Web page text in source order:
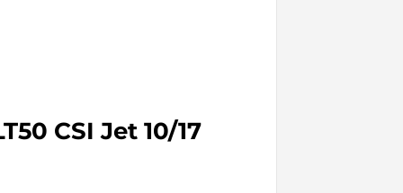
CSI Jet 10/17